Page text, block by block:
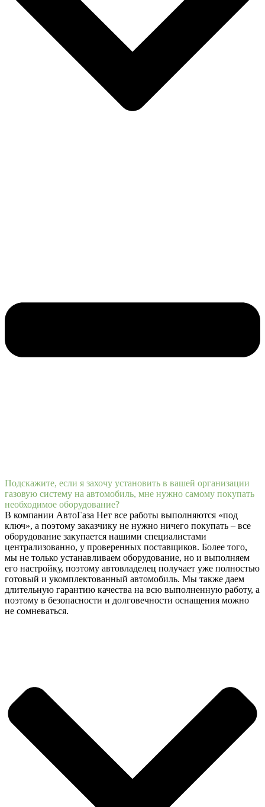
Подскажите, если я захочу установить в вашей организации
газовую систему на автомобиль, мне нужно самому покупать
необходимое оборудование?
В компании АвтоГаза Нет все работы выполняются «под
ключ», а поэтому заказчику не нужно ничего покупать – все
оборудование закупается нашими специалистами
централизованно, у проверенных поставщиков. Более того,
мы не только устанавливаем оборудование, но и выполняем
его настройку, поэтому автовладелец получает уже полностью
готовый и укомплектованный автомобиль. Мы также даем
длительную гарантию качества на всю выполненную работу, а
поэтому в безопасности и долговечности оснащения можно
не сомневаться.